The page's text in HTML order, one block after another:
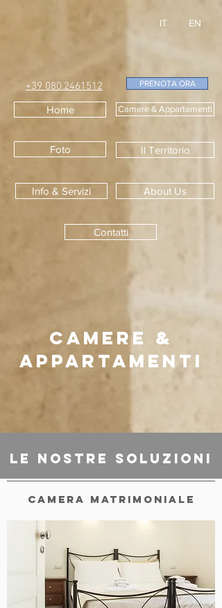
PRENOTA ORA
+39 080.2461512
IT EN
Home Camere & Appartamenti
Foto Il Territorio
Info & Servizi About Us
Contatti
camere &
Appartamenti
Le Nostre Soluzioni
CAMERA MATRIMONIALE